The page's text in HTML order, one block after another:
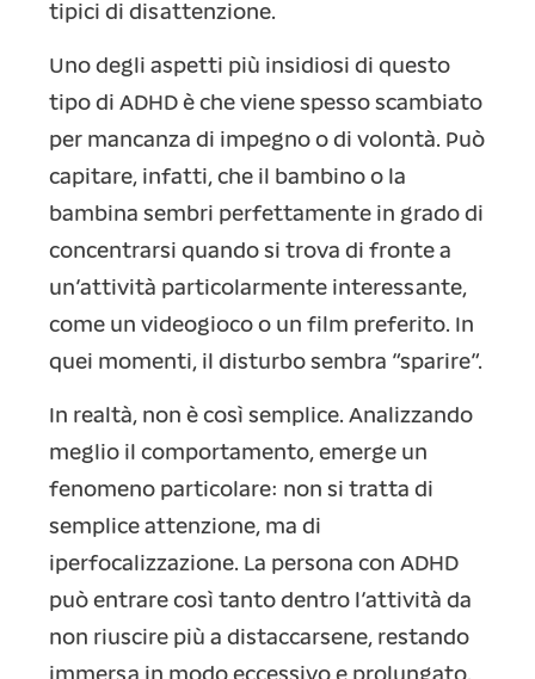
tipici di disattenzione.
Uno degli aspetti più insidiosi di questo
tipo di ADHD è che viene spesso scambiato
per mancanza di impegno o di volontà. Può
capitare, infatti, che il bambino o la
bambina sembri perfettamente in grado di
concentrarsi quando si trova di fronte a
un’attività particolarmente interessante,
come un videogioco o un film preferito. In
quei momenti, il disturbo sembra “sparire”.
In realtà, non è così semplice. Analizzando
meglio il comportamento, emerge un
fenomeno particolare: non si tratta di
semplice attenzione, ma di
iperfocalizzazione. La persona con ADHD
può entrare così tanto dentro l’attività da
non riuscire più a distaccarsene, restando